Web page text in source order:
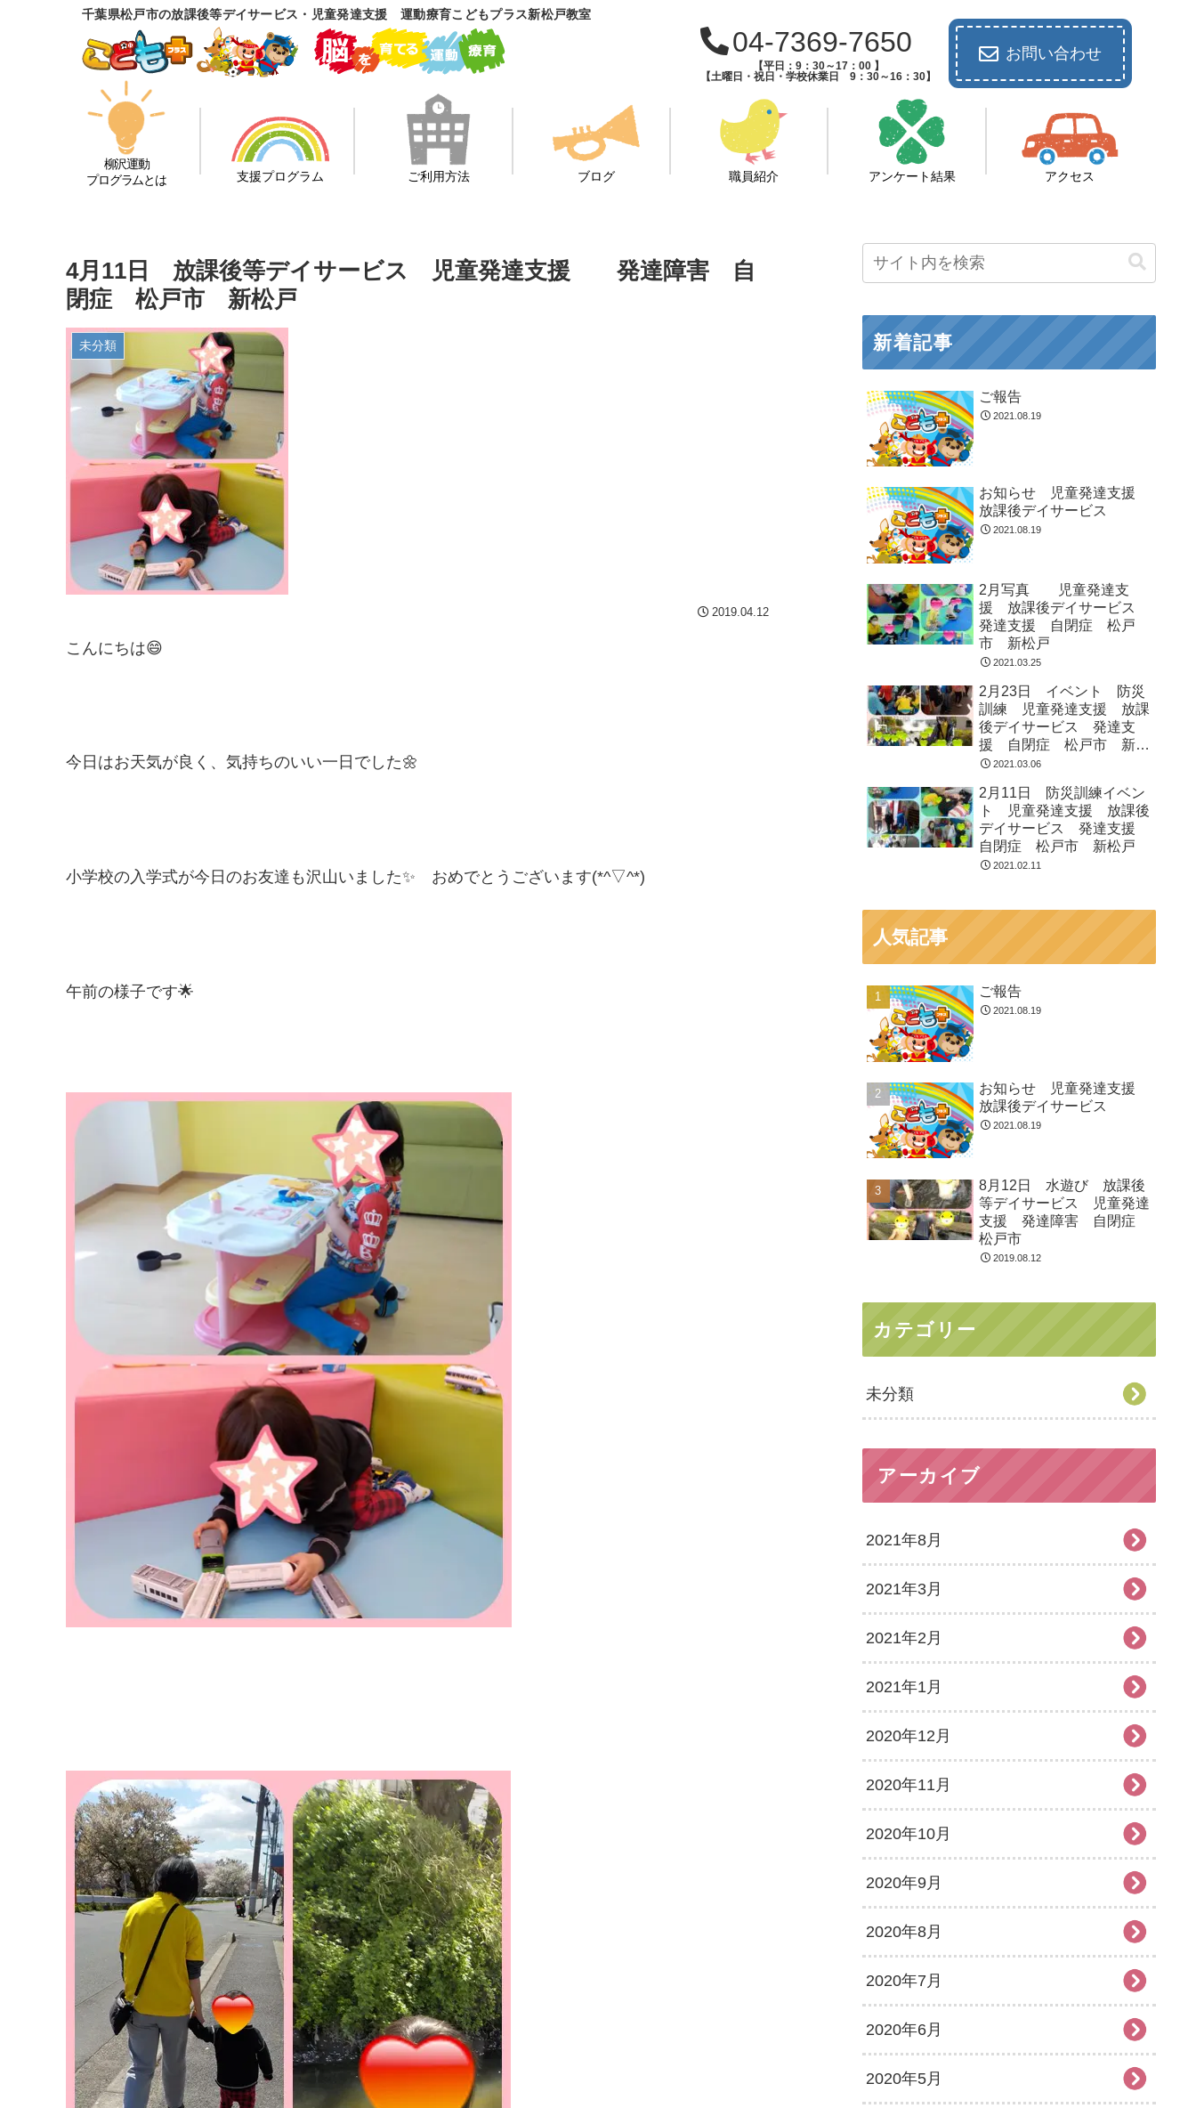
千葉県松戸市の放課後等デイサービス・児童発達支援 運動療育こどもプラス新松戸教室
04-7369-7650
【平日：9：30～17：00 】
【土曜日・祝日・学校休業日 9：30～16：30】
お問い合わせ
柳沢運動
プログラムとは
支援プログラム ご利用方法 ブログ 職員紹介 アンケート結果 アクセス
4月11日 放課後等デイサービス 児童発達支援 発達障害 自
閉症 松戸市 新松戸
未分類
2019.04.12
こんにちは😄
今日はお天気が良く、気持ちのいい一日でした🌼
小学校の入学式が今日のお友達も沢山いました✨ おめでとうございます(*^▽^*)
午前の様子です🌟
新着記事
ご報告
2021.08.19
お知らせ 児童発達支援
放課後デイサービス
2021.08.19
2月写真 児童発達支
援 放課後デイサービス
発達支援 自閉症 松戸
市 新松戸
2021.03.25
2月23日 イベント 防災
訓練 児童発達支援 放課
後デイサービス 発達支
援 自閉症 松戸市 新松
戸 2021.03.06
2月11日 防災訓練イベン
ト 児童発達支援 放課後
デイサービス 発達支援
自閉症 松戸市 新松戸
2021.02.11
人気記事
ご報告
2021.08.19
お知らせ 児童発達支援
放課後デイサービス
2021.08.19
8月12日 水遊び 放課後
等デイサービス 児童発達
支援 発達障害 自閉症
松戸市
2019.08.12
カテゴリー
未分類
アーカイブ
2021年8月
2021年3月
2021年2月
2021年1月
2020年12月
2020年11月
2020年10月
2020年9月
2020年8月
2020年7月
2020年6月
2020年5月